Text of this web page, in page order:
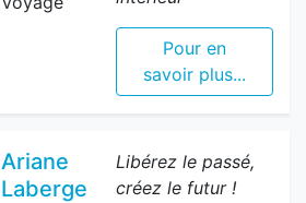
Pour en
savoir plus...
Ariane
Laberge
Libérez le passé,
créez le futur !